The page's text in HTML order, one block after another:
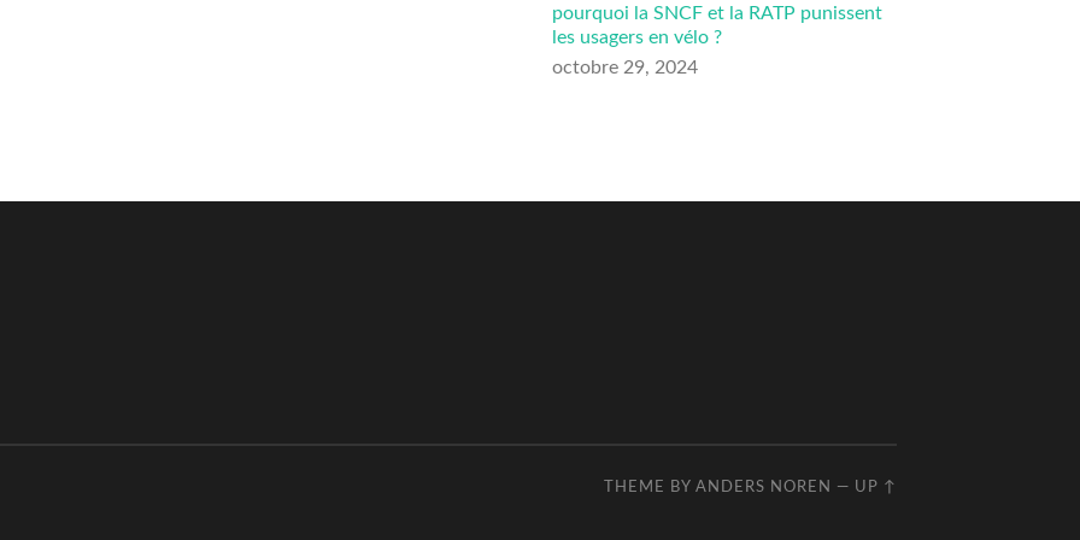
pourquoi la SNCF et la RATP punissent
les usagers en vélo ?
octobre 29, 2024
THEME BY ANDERS NOREN — UP ↑